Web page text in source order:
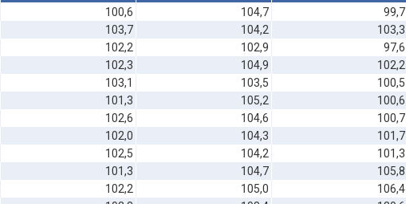
100,6 104,7 99,7
103,7 104,2 103,3
102,2 102,9 97,6
102,3 104,9 102,2
103,1 103,5 100,5
101,3 105,2 100,6
102,6 104,6 100,7
102,0 104,3 101,7
102,5 104,2 101,3
101,3 104,7 105,8
102,2 105,0 106,4